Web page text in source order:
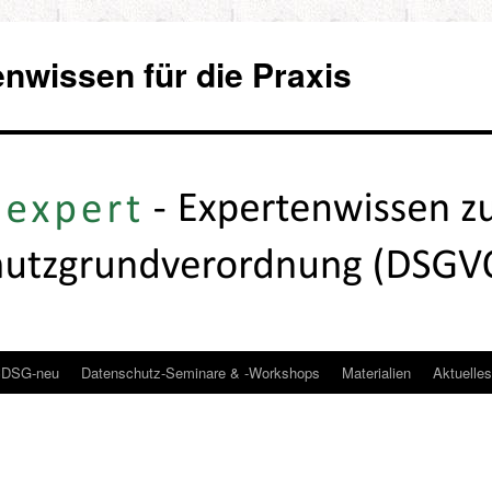
für die Praxis
neu Datenschutz-Seminare & -Workshops Materialien Aktuelles